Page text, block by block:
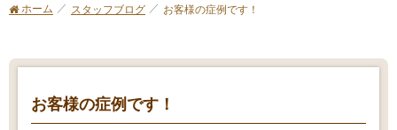
ホーム スタッフブログ お客様の症例です！
お客様の症例です！